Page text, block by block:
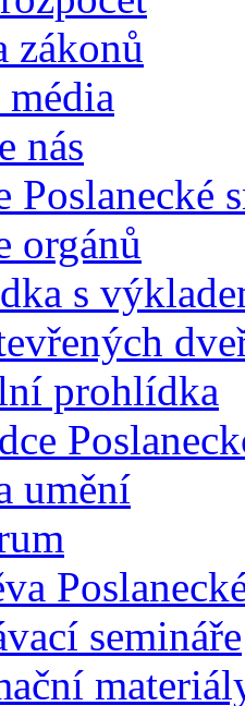
zákonů
nás
Poslanecké
orgánů
s
prohlídka
umění
semináře